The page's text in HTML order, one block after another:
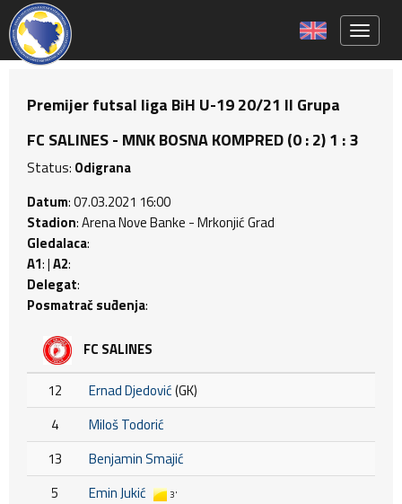
Premijer futsal liga BiH U-19 20/21 II Grupa
FC SALINES - MNK BOSNA KOMPRED (0 : 2) 1 : 3
Status: Odigrana
Datum: 07.03.2021 16:00
Stadion: Arena Nove Banke - Mrkonjić Grad
Gledalaca:
A1: |A2:
Delegat:
Posmatrač suđenja:
FC SALINES
12 Ernad Djedović(GK)
4
Miloš Todorić
13
Benjamin Smajić
5
Emin Jukić 3'